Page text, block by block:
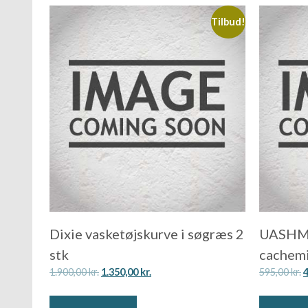
Tilbud!
Dixie vasketøjskurve i søgræs 2
stk
1.900,00kr. 1.350,00kr. 595,00kr.